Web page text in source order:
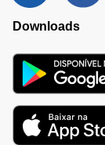
Downloads